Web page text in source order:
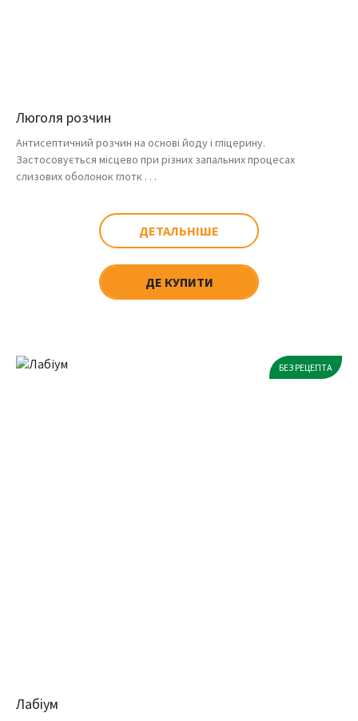
Люголя розчин
Антисептичний розчин на основі йоду і гліцерину.
Застосовується місцево при різних запальних процесах
слизових оболонок глотк . . .
ДЕТАЛЬНІШЕ
ДЕ КУПИТИ
БЕЗ РЕЦЕПТА
Лабіум